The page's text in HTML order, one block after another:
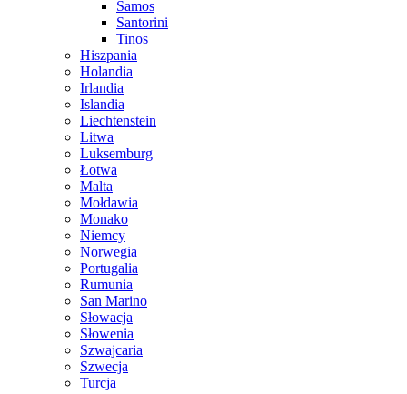
Samos
Santorini
Tinos
Hiszpania
Holandia
Irlandia
Islandia
Liechtenstein
Litwa
Luksemburg
Łotwa
Malta
Mołdawia
Monako
Niemcy
Norwegia
Portugalia
Rumunia
San Marino
Słowacja
Słowenia
Szwajcaria
Szwecja
Turcja